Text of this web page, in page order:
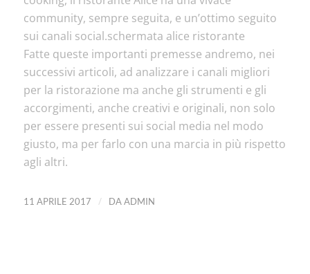
community, sempre seguita, e un’ottimo seguito
sui canali social.schermata alice ristorante
Fatte queste importanti premesse andremo, nei
successivi articoli, ad analizzare i canali migliori
per la ristorazione ma anche gli strumenti e gli
accorgimenti, anche creativi e originali, non solo
per essere presenti sui social media nel modo
giusto, ma per farlo con una marcia in più rispetto
agli altri.
11 APRILE 2017 / DAADMIN